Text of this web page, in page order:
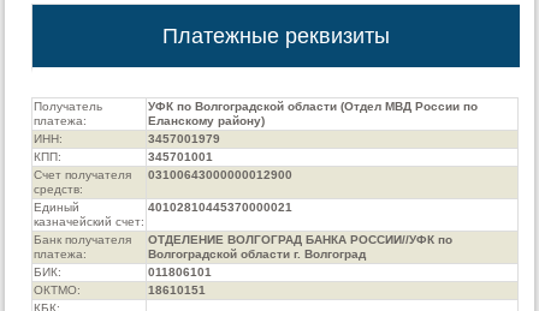
Платежные реквизиты
Получатель
платежа:
УФК по Волгоградской области (Отдел МВД России по
Еланскому району)
ИНН:
3457001979
КПП:
345701001
Счет получателя
средств:
03100643000000012900
Единый
казначейский счет:
40102810445370000021
Банк получателя
платежа:
ОТДЕЛЕНИЕ ВОЛГОГРАД БАНКА РОССИИ//УФК по
Волгоградской области г. Волгоград
БИК:
011806101
ОКТМО:
18610151
КБК: